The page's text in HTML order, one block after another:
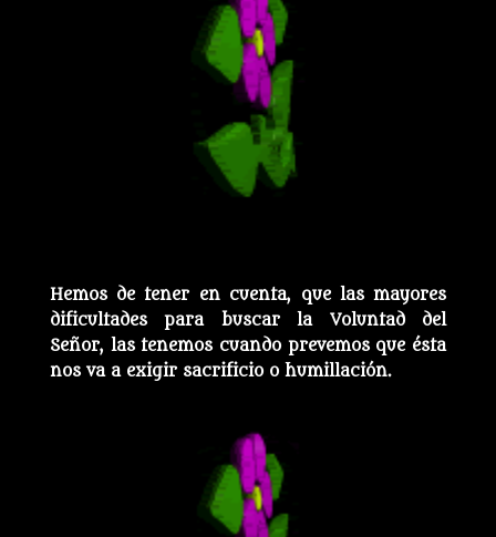
Hemos de tener en cuenta, que las mayores
dificultades para buscar la Voluntad del
Señor, las tenemos cuando prevemos que ésta
nos va a exigir sacrificio o humillación.